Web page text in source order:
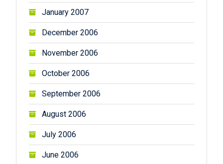
January 2007
December 2006
November 2006
October 2006
September 2006
August 2006
July 2006
June 2006